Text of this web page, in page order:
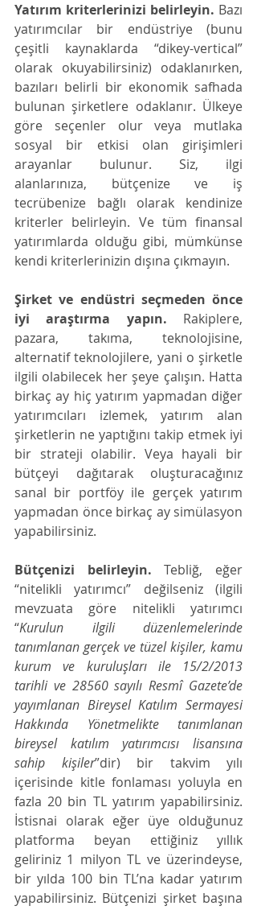
Yatırım kriterlerinizi belirleyin. Bazı
yatırımcılar bir endüstriye (bunu
çeşitli kaynaklarda “dikey-vertical”
olarak okuyabilirsiniz) odaklanırken,
bazıları belirli bir ekonomik safhada
bulunan şirketlere odaklanır. Ülkeye
göre seçenler olur veya mutlaka
sosyal bir etkisi olan girişimleri
arayanlar bulunur. Siz, ilgi
alanlarınıza, bütçenize ve iş
tecrübenize bağlı olarak kendinize
kriterler belirleyin. Ve tüm finansal
yatırımlarda olduğu gibi, mümkünse
kendi kriterlerinizin dışına çıkmayın.
Şirket ve endüstri seçmeden önce
iyi araştırma yapın. Rakiplere,
pazara, takıma, teknolojisine,
alternatif teknolojilere, yani o şirketle
ilgili olabilecek her şeye çalışın. Hatta
birkaç ay hiç yatırım yapmadan diğer
yatırımcıları izlemek, yatırım alan
şirketlerin ne yaptığını takip etmek iyi
bir strateji olabilir. Veya hayali bir
bütçeyi dağıtarak oluşturacağınız
sanal bir portföy ile gerçek yatırım
yapmadan önce birkaç ay simülasyon
yapabilirsiniz.
Bütçenizi belirleyin. Tebliğ, eğer
“nitelikli yatırımcı” değilseniz (ilgili
mevzuata göre nitelikli yatırımcı
“Kurulun ilgili düzenlemelerinde
tanımlanan gerçek ve tüzel kişiler, kamu
kurum ve kuruluşları ile 15/2/2013
tarihli ve 28560 sayılı Resmî Gazete’de
yayımlanan Bireysel Katılım Sermayesi
Hakkında Yönetmelikte tanımlanan
bireysel katılım yatırımcısı lisansına
sahip kişiler”dir) bir takvim yılı
içerisinde kitle fonlaması yoluyla en
fazla 20 bin TL yatırım yapabilirsiniz.
İstisnai olarak eğer üye olduğunuz
platforma beyan ettiğiniz yıllık
geliriniz 1 milyon TL ve üzerindeyse,
bir yılda 100 bin TL’na kadar yatırım
yapabilirsiniz. Bütçenizi şirket başına